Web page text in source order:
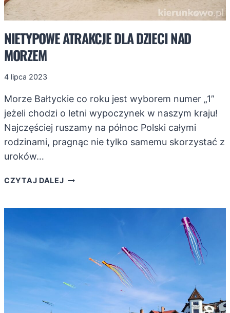
NIETYPOWE ATRAKCJE DLA DZIECI NAD
MORZEM
4 lipca 2023
Morze Bałtyckie co roku jest wyborem numer „1”
jeżeli chodzi o letni wypoczynek w naszym kraju!
Najczęściej ruszamy na północ Polski całymi
rodzinami, pragnąc nie tylko samemu skorzystać z
uroków…
CZYTAJ DALEJNIETYPOWE